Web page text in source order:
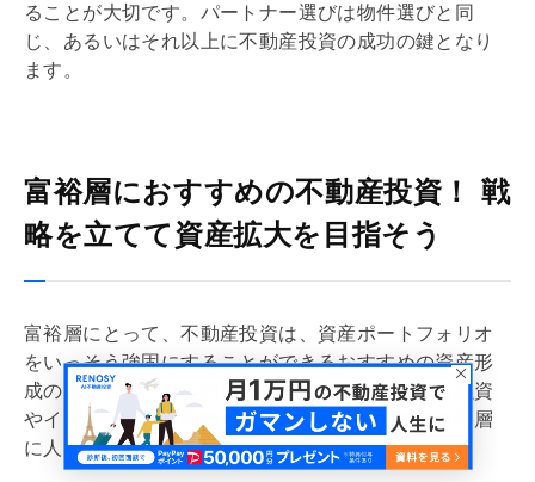
ることが大切です。パートナー選びは物件選びと同
じ、あるいはそれ以上に不動産投資の成功の鍵となり
ます。
富裕層におすすめの不動産投資！ 戦
略を立てて資産拡大を目指そう
富裕層にとって、不動産投資は、資産ポートフォリオ
をいっそう強固にすることができるおすすめの資産形
成の一つです。社会的信用力を背景にした有利な融資
やインフレ対策、節税効果につながる点は特に富裕層
に人気の理由でもあります。